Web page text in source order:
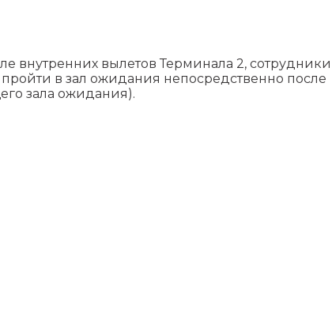
внутренних вылетов Терминала 2, сотрудники
в зал ожидания непосредственно после
зала ожидания).